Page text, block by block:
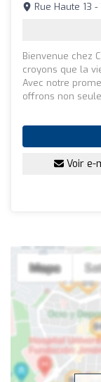
Rue Haute 13
Bienvenue chez
croyons que la
Avec notre
offrons non
Voir e-